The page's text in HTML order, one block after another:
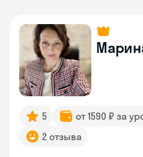
5 от 1590 ₽ за
2 отзыва